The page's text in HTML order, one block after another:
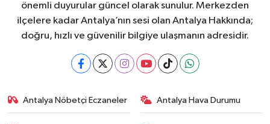
önemli duyurular güncel olarak sunulur. Merkezden
ilçelere kadar Antalya’nın sesi olan Antalya Hakkında;
doğru, hızlı ve güvenilir bilgiye ulaşmanın adresidir.
Antalya Nöbetçi Eczaneler Antalya Hava Durumu